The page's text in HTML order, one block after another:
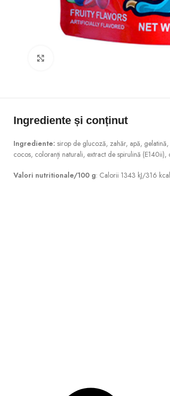
Ingrediente și conținut
Ingrediente: sirop de glucoză, zahăr, apă,
cocos, coloranți naturali, extract de spirulină
Valori nutritionale/100 g: Calorii 1343 kJ/316